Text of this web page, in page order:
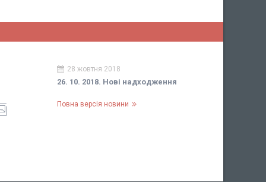
28 жовтня 2018
26. 10. 2018. Нові надходження
Повна версія новини